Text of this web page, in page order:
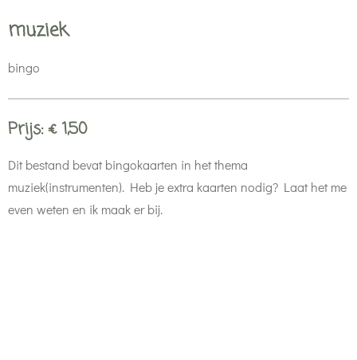
muziek
bingo
Prijs: € 1,50
Dit bestand bevat bingokaarten in het thema
muziek(instrumenten). Heb je extra kaarten nodig? Laat het me
even weten en ik maak er bij.